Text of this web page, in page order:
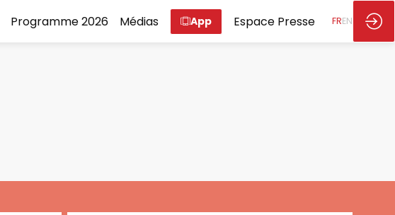
Programme 2026 Médias App Espace Presse FREN